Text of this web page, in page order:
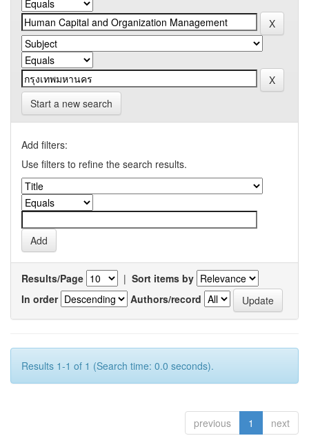
Start a new search
Add filters:
Use filters to refine the search results.
Results/Page | Sort items by
In order
Authors/record
Results 1-1 of 1 (Search time: 0.0 seconds).
previous 1 next